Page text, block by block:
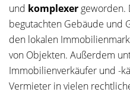
und komplexer geworden.
begutachten Gebäude und
den lokalen
von Objekten. Außerdem
Immobilienverkäufer und -
Vermieter in vielen